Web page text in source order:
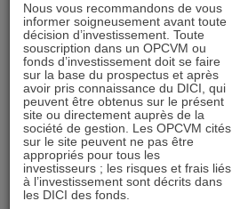
Nous vous recommandons de vous
informer soigneusement avant toute
décision d’investissement. Toute
souscription dans un OPCVM ou
fonds d’investissement doit se faire
sur la base du prospectus et après
avoir pris connaissance du DICI, qui
peuvent être obtenus sur le présent
site ou directement auprès de la
société de gestion. Les OPCVM cités
sur le site peuvent ne pas être
appropriés pour tous les
investisseurs ; les risques et frais liés
à l’investissement sont décrits dans
les DICI des fonds.